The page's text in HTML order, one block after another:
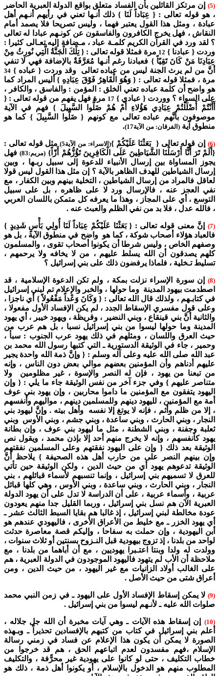
(5)
إن مرتكز القائلين بأن الفساد متعلق بواقع الدولة العبرية الحاضر
، هو قوله تعالى : { عِبَاداً لَنَا } ذلك أنـها تعني في رأيهم أنـهم أهل
عبادة ، ومثل هذا القول يعتبر فهما ، وليس تصريحا فلا يصمد أمام
النقاش ، فهل يخرج الكافرون والفاسقون عن كونـهم عبادا له تعالى
؟ لقد ورد في القرآن الكريم كلمـة عباد ، مـضافة إليه تعـالى كثيرا :
وردت { عبادنا } 12 مرة فمثلا قوله تعالى : { تِلْكَ الْجَنَّةُ الَّتِي نُورِثُ مِنْ
عِبَادِنَا مَنْ كَانَ تَقِيّاً } فعبادنا رغم أنـها مُعَرَّفَةٌ بالإضافة فهي لا تنفي
أنَّ من لم يرث الجنة ليس من عباده تعالى وقد وردت { عباده } 34
مرة ، فمثلا قوله تعالى : { وَهُوَ الْقَاهِرُ فَوْقَ عِبَادِهِ } أليس المراد كما
هو واضح أن كلمة عباده تعني الخلق : المؤمن : والفاسق ، والكافر ،
على السواء ؟ ووردت { عبادي } 17 مرة فهل يفهم من قوله تعالى : {
أَأَنْتُمْ أَضْلَلْتُمْ عِبَادِي هَؤُلاءِ أَمْ هُمْ ضَلُّوا السَّبِيلَ } فهم في الآية
موصوفون بأنَّهم عباده تعالى مع كونهم { ضَلُّوا السَّبِيلَ } كما هو
منطوق آية (الفرقان: من الآية17) .
(6) إن قوله تعالى { بَعَثْنَا عَلَيْكُمْ }(الاسراء: من الآية5)
مثل قوله تعالى :
{أَلَمْ تَرَ أَنَّا أَرْسَلْنَا الشَّيَاطِينَ عَلَى الْكَافِرِينَ تَؤُزُّهُمْ أَزّاً} (مريم:83)
فهل
يجوز المساواة بين إرسال الأنبياء للدعوة إلى سبيل ربـها ، وبين
إرسال الشياطين للهدف الظاهر بالآية ؟ إن مثل هذا القول ليس قولا
لعاقل فالمراد من إرسال الشياطين ، التخلية بينهم وبين الكفار ، مع
نفي العجز عنه ، فالإرسال ورد لا على ظاهره ، بل على سبيل
التوسع ، أي على المجاز ، وهذا ما يعرفه كل متمكن باللسان العربي
، فالله عدل ، فلا بد من نفي الظلم والعبث عنه .
(7)
إنَّ معنى قوله تعالى : { بَعَثْنَا عَلَيْكُمْ عِبَاداً لَنَا أُولِي بَأْسٍ شَدِيدٍ }
فالعباد هؤلاء أصحاب شوكة ، كما هو واضح في منطوق الآية ، بل هو
وصفهم الخاص ، وليس شرطا أن يكونوا أصحاب تقوى ، والمسلمون
كلهم يصدقون أن الله يسلط عليهم ، من لا يخافه ولا يرحمهم ،
تسليط تـخلية ، فلماذا يرفضون ذلك على بني إسرائيل ؟
(8)
إن سورة الإسراء نزلت بمكة ، ولم تكن الدعوة الإسلامية ، قد
اصطدمت بيهود المدينة وما حولها ، والخبر والإعلام تم لبني إسرائيل
في كتابـهم ، ولذلك قال الله تعالى : { وَكَانَ وَعْداً مَفْعُولاً } أي ناجزا ،
وعلى قول مفسري الإسقاط الجدد ، لم يكن الإفساد الأول مفعولا ،
والثانية أنَّ بني قينقاع ، وبني النضير ، وقريظة ، ويهود خيبر ، أي يهود
المدينة وما حولها ليسوا من بني إسرائيل نسبا ، بل هم عرب من
حيث العرق واللسان ، ومثلهم في ذلك يهود عرب الجنوب : سبأ ،
وحمير ، جاء في الوثيقة الدستورية ـ التي كتبها رسول الله محمد بن
عبد الله صلى الله عليه وعلى آله وسلم : { وإنَّ ذمة الله واحدة يجير
عليهم أدناهم وأن المؤمنين بعضهم موالي بعض دون الناس ، وإنه
من تبعنا من يهود ، فإن له النصر والإسوة ، غير مظلومين ولا
متناصر عليهم } وفي جزء آخر من نفس الوثيقة جاء ما يلي : { وإن
اليهود يتفقون مع المؤمنين ما داموا محاربين ، وإن يهود بني عوف
أمة مع المؤمنين ، لليهود دينهم وللمسلمين دينهم ، مواليهم وأنفسهم
، إلا من ظلم وأثم ، فإنه لا يوتغ إلا نفسه وأهل بيته . وإنَّ ليهود بني
النجار ، وبني الحارث ، وبني ساعدة ، وبني جشم ، وبني الأوس وبني
ثعلبة وجفنة ، وبني الشطنة ، مثل ما ليهود بني عوف ، وإن بطانة
يهود كأنفسهم ، وإنه لا يخرج منهم أحد إلا بإذن محمد ، ويقول نص
الوثيقة بعد ذلك { وإن على اليهود نفقتهم وعلى المسلمين نفقتهم
وإن بينهم النصر على من حارب أهل هذه الصحيفة } يلاحظ أنَّ
الوثيقة تدعوهم يهود أي من حيث الدين ، ولكن الوثيقة حين تأتي
للعرق لا تسميهم بني إسرائيل ، وإنما تنسبهم لأسماء قبائلهم ، بني
النجار ، وبني الحارث ، وبني ساعدة ، وبني الأوس ، وهي كلها قبائل
عربية ، وأسماء عربية ، على أن الدراسة لا تدل على أن يهود الدولة
العبرية الآن هم نسل بني إسرائيل ، وربما القليل جدا منهم يعودون
عودة مخالطة لبني إسرائيل ، إذ غالبا هم بقايا السبط الثالث عشر ـ
أي يهود الخزر ـ مع خليط من الأعراق الأخرى ، فاليهودي عندهم هو
أبن اليهودية ، وإن حملت به سفاحا ، وإليكم قصة معاصرة حدثت
لواحد من بلدنا ، إذ تزوج بيهودية قبل النـزوح بسنتين أو ثلاث سنوات ،
وولدت له ولدا وبنتا اعتـبرا يهوديين ، مع أن أباهما من بلدنا ، مع
ملاحظة أن الأب لم يتهود فاليهود الموجودون في الدولة العبرية ، هم
على الغالب أولاد الزانيات مع غير اليهود ، من حيث الدين ، ومن
أعراق شتى من حيث الأصل .
(9)
لا يمكن إسقاط الإفساد الأول على اليهود ـ في زمن النبي محمد
صلوات الله عليه ـ لأنـهم ليسوا من بني إسرائيل .
(10)
إن إسقاط هذه الآيات ـ وهي آيات مخبرة أن الله جل جلاله ،
أعلم بني إسرائيل في كتاب من كتبهم بالإفسادين تحذيراً ـ وبـهذه
الصورة لا يمكن أن يكون هذا الإعلام عن فساد في زمني رسالة
الإسلام ،فهم مفسدون لعدم اتباعهم الحق ، هم قد خرجوا من
خطاب التكليف ، حتى لو كانوا على يهودية غير محرًّفة ، والتكليف
المطلوب منهم هو الدخول بالإسلام ، أو يكونوا أهل ذمة ، ذلك هو